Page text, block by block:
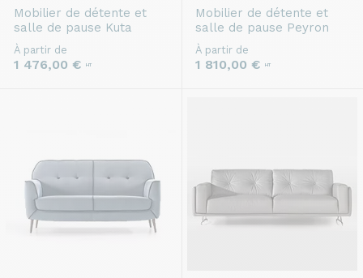
Mobilier de détente et
salle de pause Kuta
À partir de
1 476,00 € HT
Mobilier de détente et
salle de pause Peyron
À partir de
1 810,00 € HT